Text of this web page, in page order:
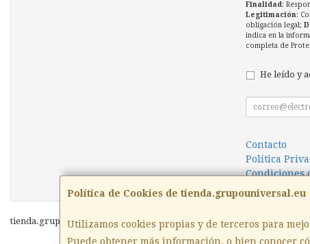
Política de Cookies de tienda.grupouniversal.eu
Utilizamos cookies propias y de terceros para
Puede obtener más información, o bien conocer
Finalidad:
Legitimación:
obligación legal;
indica en la
completa de
He leído y
Contacto
Política
Condiciones
tienda.grupouniversal.eu © 2026